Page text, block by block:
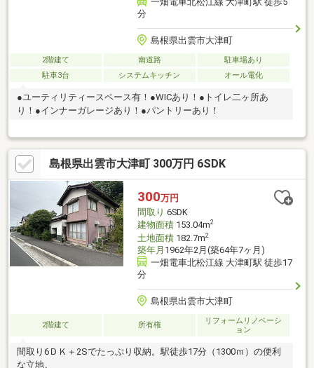
分
島根県出雲市大津町
2階建て 南道路
駐車場あり
駐車3台
システムキッチン オール電化
●ユーティリティースペース有！●WICあり！●トイレ二ヶ所あ
り！●インナーガレージあり！●パントリーあり！
島根県出雲市大津町 300万円 6SDK
300万円
間取り 6SDK
建物面積153.04m2
土地面積182.7m2
築年月 1962年2月(築64年7ヶ月)
一畑電車北松江線 大津町駅 徒歩17
分
島根県出雲市大津町
2階建て 所有権
リフォームリノベーシ
ョン
間取り6ＤＫ＋2Sでたっぷり収納。駅徒歩17分（1300ｍ）の便利
な立地。